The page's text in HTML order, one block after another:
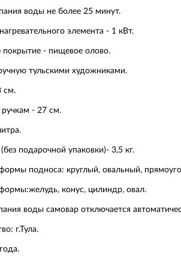
воды не более 25 минут.
элемента - 1 кВт.
покрытие - пищевое олово.
тульскими художниками.
см.
- 27 см.
подарочной упаковки)- 3,5 кг.
подноса: круглый, овальный,
конус, цилиндр, овал.
воды самовар отключается
г.Тула.